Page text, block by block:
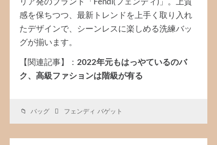
リア発のブランド「Fendi(フェンディ)」。上質
感を保ちつつ、最新トレンドを上手く取り入れ
たデザインで、シーンレスに楽しめる洗練バッ
グが揃います。
【関連記事】： 2022年元もはっやているのバ
ク、高級ファションは階級が有る
バッグ フェンディ バゲット